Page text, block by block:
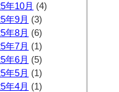
年10月 (4)
年9月 (3)
年8月 (6)
年7月 (1)
年6月 (5)
年5月 (1)
年4月 (1)